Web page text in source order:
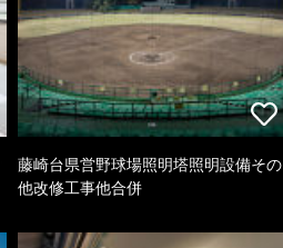
藤崎台県営野球場照明塔照明設備その
他改修工事他合併